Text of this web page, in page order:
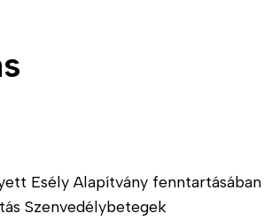
Esély Alapítvány fenntartásában
Szenvedélybetegek